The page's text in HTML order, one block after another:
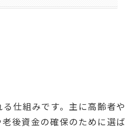
仕組みです。主に高齢者や
後資金の確保のために選ば